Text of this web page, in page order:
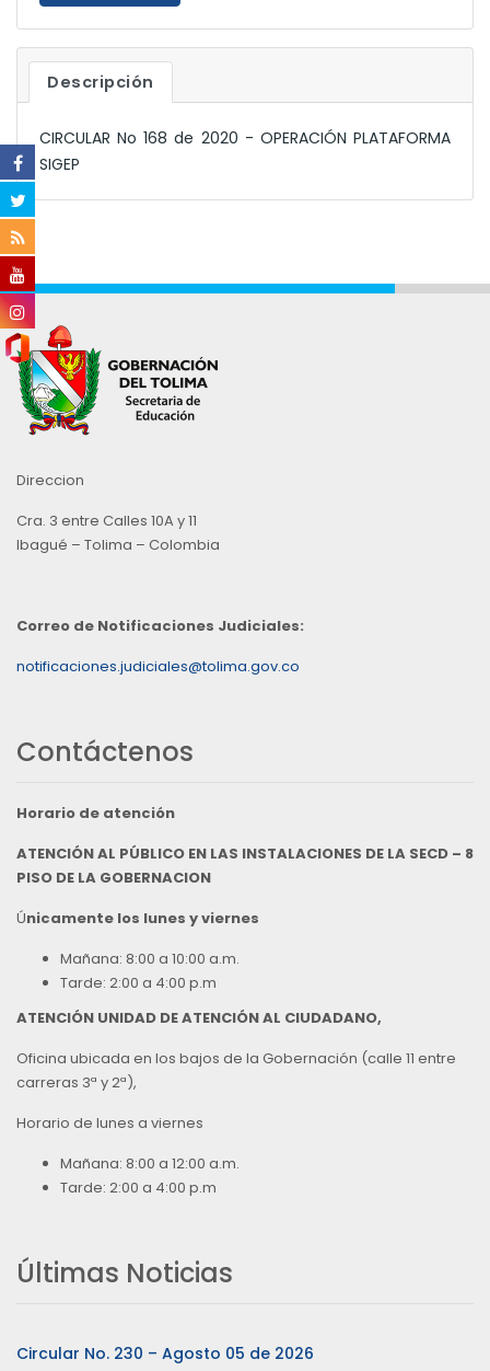
Descripción
CIRCULAR No 168 de 2020 - OPERACIÓN PLATAFORMA
SIGEP
Direccion
Cra. 3 entre Calles 10A y 11
Ibagué – Tolima – Colombia
Correo de Notificaciones Judiciales:
notificaciones.judiciales@tolima.gov.co
Contáctenos
Horario de atención
ATENCIÓN AL PÚBLICO EN LAS INSTALACIONES DE LA SECD – 8
PISO DE LA GOBERNACION
Únicamente los lunes y viernes
Mañana: 8:00 a 10:00 a.m.
Tarde: 2:00 a 4:00 p.m
ATENCIÓN UNIDAD DE ATENCIÓN AL CIUDADANO,
Oficina ubicada en los bajos de la Gobernación (calle 11 entre
carreras 3ª y 2ª),
Horario de lunes a viernes
Mañana: 8:00 a 12:00 a.m.
Tarde: 2:00 a 4:00 p.m
Últimas Noticias
Circular No. 230 – Agosto 05 de 2026